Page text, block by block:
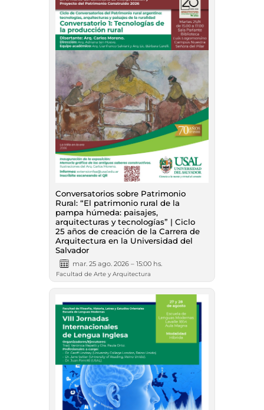
Conversatorios sobre Patrimonio
Rural: “El patrimonio rural de la
pampa húmeda: paisajes,
arquitecturas y tecnologías” | Ciclo
25 años de creación de la Carrera de
Arquitectura en la Universidad del
Salvador
mar. 25 ago. 2026 – 15:00 hs.
Facultad de Arte y Arquitectura